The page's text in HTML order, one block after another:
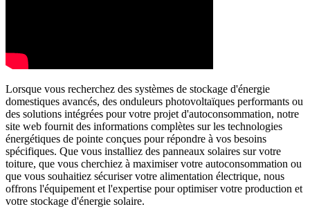
Lorsque vous recherchez des systèmes de stockage d'énergie
domestiques avancés, des onduleurs photovoltaïques performants ou
des solutions intégrées pour votre projet d'autoconsommation, notre
site web fournit des informations complètes sur les technologies
énergétiques de pointe conçues pour répondre à vos besoins
spécifiques. Que vous installiez des panneaux solaires sur votre
toiture, que vous cherchiez à maximiser votre autoconsommation ou
que vous souhaitiez sécuriser votre alimentation électrique, nous
offrons l'équipement et l'expertise pour optimiser votre production et
votre stockage d'énergie solaire.